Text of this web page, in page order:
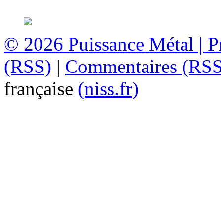
© 2026 Puissance Métal |
(RSS) | Commentaires
française (niss.fr)